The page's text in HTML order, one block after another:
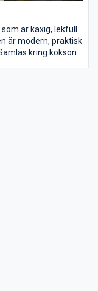
är kaxig, lekfull
är modern, praktisk
kring köksön